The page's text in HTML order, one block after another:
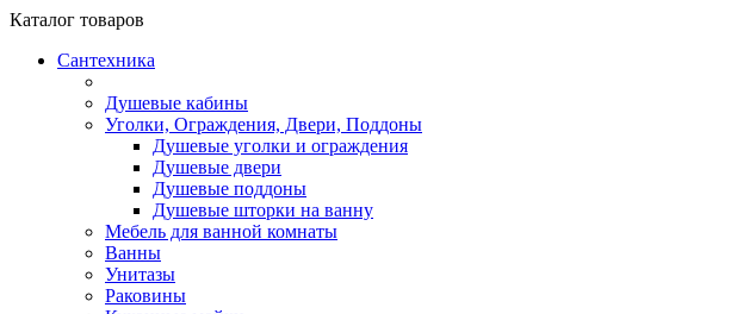
Каталог товаров
Сантехника
Душевые кабины
Уголки, Ограждения, Двери, Поддоны
Душевые уголки и ограждения
Душевые двери
Душевые поддоны
Душевые шторки на ванну
Мебель для ванной комнаты
Ванны
Унитазы
Раковины